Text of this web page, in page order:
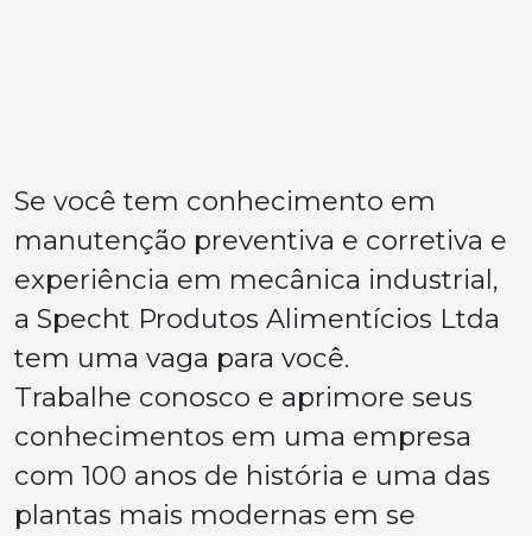
Se você tem conhecimento em
manutenção preventiva e corretiva e
experiência em mecânica industrial,
a Specht Produtos Alimentícios Ltda
tem uma vaga para você.
Trabalhe conosco e aprimore seus
conhecimentos em uma empresa
com 100 anos de história e uma das
plantas mais modernas em se